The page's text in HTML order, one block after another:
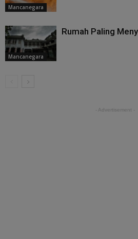
Mancanegara
Mancanegara
Rumah Paling
- Advertisement -